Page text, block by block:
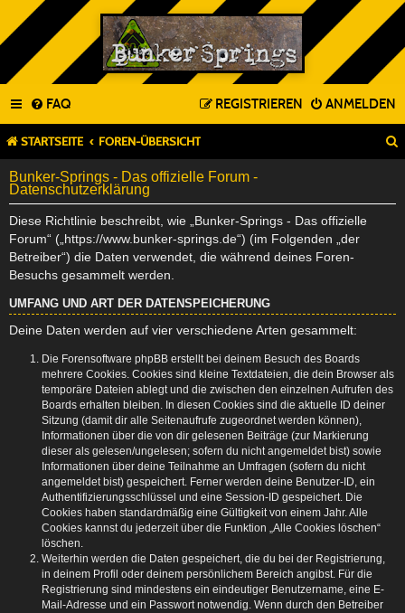
FAQ ANMELDEN
REGISTRIEREN
STARTSEITE FOREN-ÜBERSICHT
Bunker-Springs - Das offizielle Forum -
Datenschutzerklärung
Diese Richtlinie beschreibt, wie „Bunker-Springs - Das offizielle
Forum“ („https://www.bunker-springs.de“) (im Folgenden „der
Betreiber“) die Daten verwendet, die während deines Foren-
Besuchs gesammelt werden.
UMFANG UND ART DER DATENSPEICHERUNG
Deine Daten werden auf vier verschiedene Arten gesammelt:
Die Forensoftware phpBB erstellt bei deinem Besuch des Boards
mehrere Cookies. Cookies sind kleine Textdateien, die dein Browser als
temporäre Dateien ablegt und die zwischen den einzelnen Aufrufen des
Boards erhalten bleiben. In diesen Cookies sind die aktuelle ID deiner
Sitzung (damit dir alle Seitenaufrufe zugeordnet werden können),
Informationen über die von dir gelesenen Beiträge (zur Markierung
dieser als gelesen/ungelesen; sofern du nicht angemeldet bist) sowie
Informationen über deine Teilnahme an Umfragen (sofern du nicht
angemeldet bist) gespeichert. Ferner werden deine Benutzer-ID, ein
Authentifizierungsschlüssel und eine Session-ID gespeichert. Die
Cookies haben standardmäßig eine Gültigkeit von einem Jahr. Alle
Cookies kannst du jederzeit über die Funktion „Alle Cookies löschen“
löschen.
Weiterhin werden die Daten gespeichert, die du bei der Registrierung,
in deinem Profil oder deinem persönlichem Bereich angibst. Für die
Registrierung sind mindestens ein eindeutiger Benutzername, eine E-
Mail-Adresse und ein Passwort notwendig. Wenn durch den Betreiber